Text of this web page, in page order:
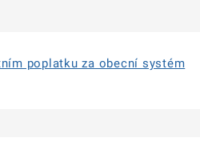
poplatku za obecní systém